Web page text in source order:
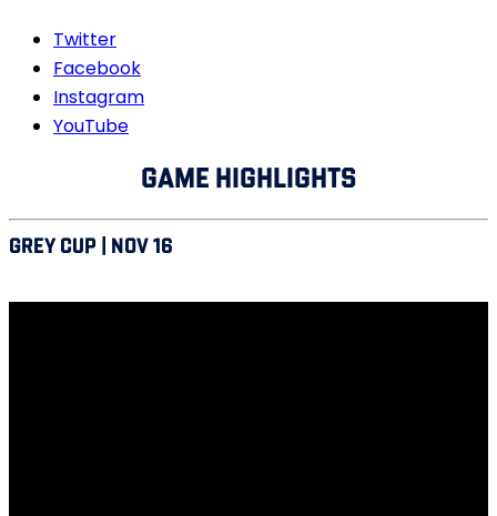
Twitter
Facebook
Instagram
YouTube
GAME HIGHLIGHTS
GREY CUP | NOV 16